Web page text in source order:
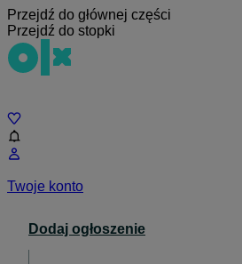
Przejdź do głównej części
Przejdź do stopki
Twoje konto
Dodaj ogłoszenie